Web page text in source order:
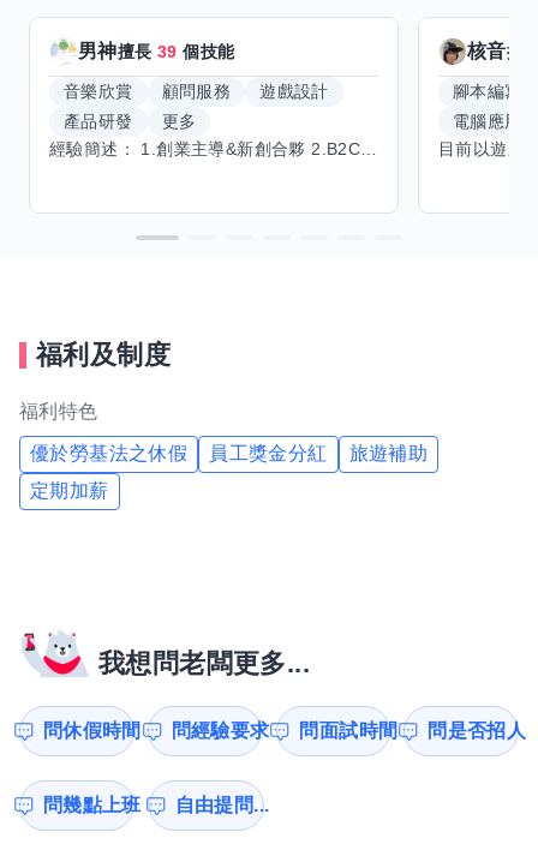
男神擅長39 個技能
音樂欣賞 顧問服務
遊戲設計
產品研發
更多
核音擅
腳本編寫
電腦應用
福利及制度
福利特色
優於勞基法之休假 員工獎金分紅
旅遊補助
定期加薪
我想問老闆更多...
問休假時間 問經驗要求 問面試時間 問是否招人
問幾點上班 自由提問...